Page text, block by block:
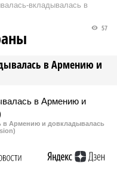
вкладывалась в
в Армению и
57
в Армению и довкладывалась